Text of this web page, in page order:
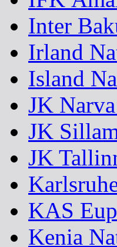
Inter
Irland
Island
JK
JK
JK
KAS
Kenia